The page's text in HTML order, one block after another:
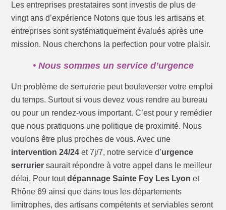
Les entreprises prestataires sont investis de plus de
vingt ans d’expérience Notons que tous les artisans et
entreprises sont systématiquement évalués après une
mission. Nous cherchons la perfection pour votre plaisir.
• Nous sommes un service d’urgence
Un problème de serrurerie peut bouleverser votre emploi
du temps. Surtout si vous devez vous rendre au bureau
ou pour un rendez-vous important. C’est pour y remédier
que nous pratiquons une politique de proximité. Nous
voulons être plus proches de vous. Avec une
intervention 24/24 et 7j/7, notre service d’urgence
serrurier saurait répondre à votre appel dans le meilleur
délai. Pour toutdépannage Sainte Foy Les Lyon et
Rhône 69 ainsi que dans tous les départements
limitrophes, des artisans compétents et serviables seront